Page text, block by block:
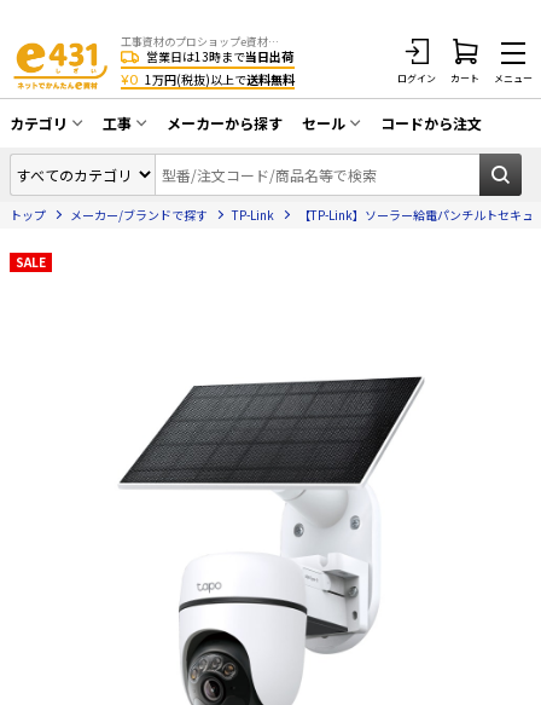
工事資材のプロショップe資材 CATV・アンテナ・防犯・光・LAN・電気・空調工事など
営業日は13時まで当日出荷
¥0 1万円(税抜)以上で送料無料 ログイン カート メニュー
カテゴリ
同軸ケーブル／テレビ用接栓／関連工具
アンテナ・取付金具・ブースター／CATV
電話線／コネクタ／アダプタ
光ファイバー・融着接続機関連
LANケーブル・コネクタ・関連資材/機器
エアコン・換気扇・空調資材
太陽光発電ケーブル・コネクタ・関連資
電源ケーブル／コネクタ／分電盤／ブレ
工事
CATV・アンテナ工事
光工事・FTTH工事
電話工事
電気配管工事
EV充電設備工事
太陽光発電工事
メーカーから探す セール
在庫一掃セール
コードから注文
トップ メーカー/ブランドで探す TP-Link 【TP-Link】ソーラー給電パンチルトセキ
SALE